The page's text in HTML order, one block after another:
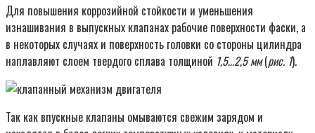
Для повышения коррозийной стойкости и уменьшения
изнашивания в выпускных клапанах рабочие поверхности фаски, а
в некоторых случаях и поверхность головки со стороны цилиндра
наплавляют слоем твердого сплава толщиной 1,5…2,5 мм(рис. 1).
Так как впускные клапаны омываются свежим зарядом и